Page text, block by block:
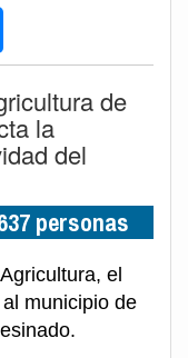
de
la
del
personas
el
municipio de